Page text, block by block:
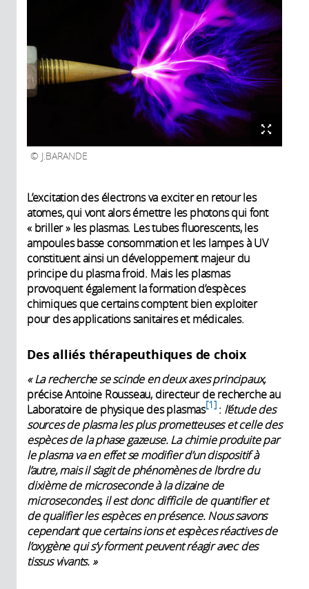
J.BARANDE
L’excitation des électrons va exciter en retour les
atomes, qui vont alors émettre les photons qui font
« briller » les plasmas. Les tubes fluorescents, les
ampoules basse consommation et les lampes à UV
constituent ainsi un développement majeur du
principe du plasma froid. Mais les plasmas
provoquent également la formation d’espèces
chimiques que certains comptent bien exploiter
pour des applications sanitaires et médicales.
Des alliés thérapeuthiques de choix
« La recherche se scinde en deux axes principaux,
précise Antoine Rousseau, directeur de recherche au
Laboratoire de physique des plasmas 1 : l’étude des
sources de plasma les plus prometteuses et celle des
espèces de la phase gazeuse. La chimie produite par
le plasma va en effet se modifier d’un dispositif à
l’autre, mais il s’agit de phénomènes de l’ordre du
dixième de microseconde à la dizaine de
microsecondes, il est donc difficile de quantifier et
de qualifier les espèces en présence. Nous savons
cependant que certains ions et espèces réactives de
l’oxygène qui s’y forment peuvent réagir avec des
tissus vivants. »